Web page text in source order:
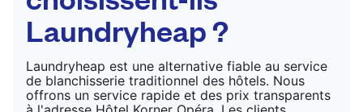
Laundryheap ?
Laundryheap est une alternative fiable au service
de blanchisserie traditionnel des hôtels. Nous
offrons un service rapide et des prix transparents